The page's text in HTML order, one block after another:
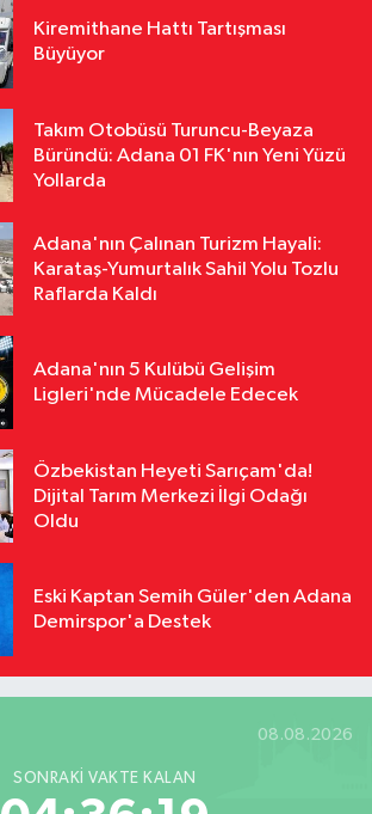
19:44İçişleri'nden Hayat 112 Acil
Asayiş
19:32Karataş Yolunda Pikap Göz
Kiremithane Hattı Tartışması
Büyüyor
Takım Otobüsü Turuncu-Beyaza
Büründü: Adana 01 FK'nın Yeni Yüzü
Yollarda
Adana'nın Çalınan Turizm Hayali:
Karataş-Yumurtalık Sahil Yolu Tozlu
Raflarda Kaldı
Adana'nın 5 Kulübü Gelişim
Ligleri'nde Mücadele Edecek
Özbekistan Heyeti Sarıçam'da!
Dijital Tarım Merkezi İlgi Odağı
Oldu
Eski Kaptan Semih Güler'den Adana
Demirspor'a Destek
08.08.2026
SONRAKI VAKTE KALAN